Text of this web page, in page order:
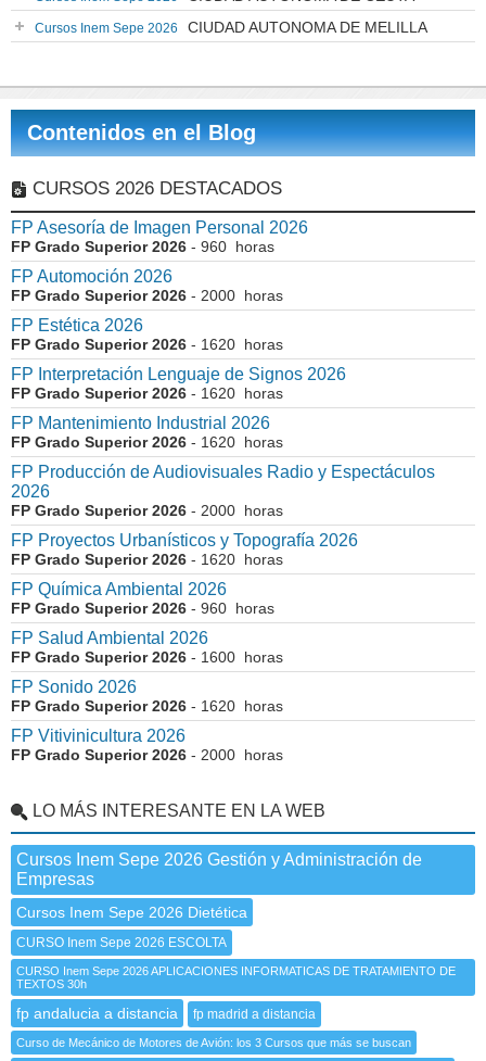
Cursos Inem Sepe 2026 CIUDAD AUTONOMA DE MELILLA
Contenidos en el Blog
CURSOS 2026 DESTACADOS
FP Asesoría de Imagen Personal 2026
FP Grado Superior 2026 - 960 horas
FP Automoción 2026
FP Grado Superior 2026 - 2000 horas
FP Estética 2026
FP Grado Superior 2026 - 1620 horas
FP Interpretación Lenguaje de Signos 2026
FP Grado Superior 2026 - 1620 horas
FP Mantenimiento Industrial 2026
FP Grado Superior 2026 - 1620 horas
FP Producción de Audiovisuales Radio y Espectáculos
2026
FP Grado Superior 2026 - 2000 horas
FP Proyectos Urbanísticos y Topografía 2026
FP Grado Superior 2026 - 1620 horas
FP Química Ambiental 2026
FP Grado Superior 2026 - 960 horas
FP Salud Ambiental 2026
FP Grado Superior 2026 - 1600 horas
FP Sonido 2026
FP Grado Superior 2026 - 1620 horas
FP Vitivinicultura 2026
FP Grado Superior 2026 - 2000 horas
LO MÁS INTERESANTE EN LA WEB
Cursos Inem Sepe 2026 Gestión y Administración de
Empresas
Cursos Inem Sepe 2026 Dietética
CURSO Inem Sepe 2026 ESCOLTA
CURSO Inem Sepe 2026 APLICACIONES INFORMATICAS DE TRATAMIENTO DE
TEXTOS 30h
fp andalucia a distancia fp madrid a distancia
Curso de Mecánico de Motores de Avión: los 3 Cursos que más se buscan